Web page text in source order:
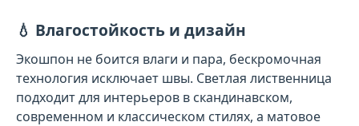
💧 Влагостойкость и дизайн
Экошпон не боится влаги и пара, бескромочная
технология исключает швы. Светлая лиственница
подходит для интерьеров в скандинавском,
современном и классическом стилях, а матовое